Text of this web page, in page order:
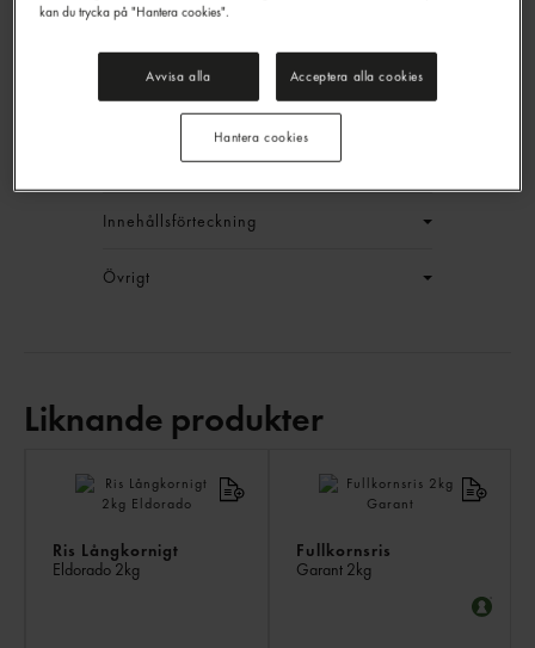
EAN: 17340083481465
LOGGA IN
Generell produktinfo
Innehållsförteckning
Övrigt
Liknande produkter
Ris Långkornigt
Eldorado 2kg
Fullkornsris
Garant 2kg
kan du trycka på "Hantera cookies".
Avvisa alla Acceptera alla cookies
Hantera cookies